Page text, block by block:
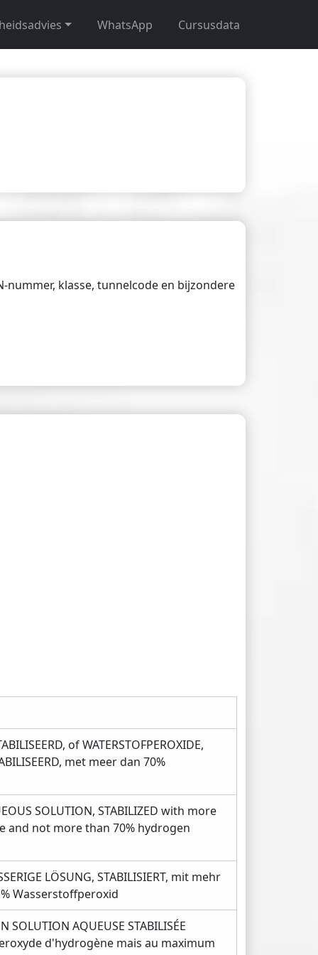
WhatsApp Cursusdata
nummer, klasse, tunnelcode en bijzondere
of WATERSTOFPEROXIDE,
met meer dan 70%
SOLUTION, STABILIZED with more
and not more than 70% hydrogen
LÖSUNG, STABILISIERT, mit mehr
Wasserstoffperoxid
SOLUTION AQUEUSE STABILISÉE
d'hydrogène mais au maximum